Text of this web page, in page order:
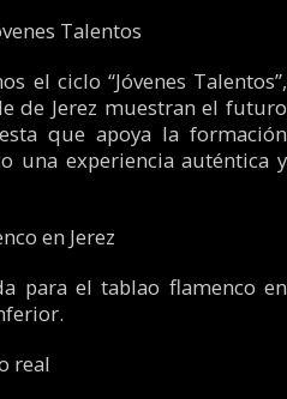
Talentos
el ciclo “Jóvenes Talentos”,
de Jerez muestran el futuro
que apoya la formación
una experiencia auténtica y
en Jerez
para el tablao flamenco en
real